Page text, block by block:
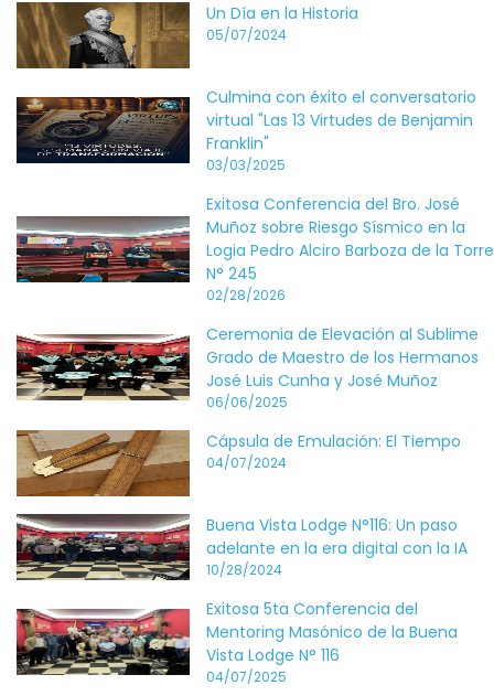
Un Día en la Historia
05/07/2024
Culmina con éxito el conversatorio
virtual "Las 13 Virtudes de Benjamin
Franklin"
03/03/2025
Exitosa Conferencia del Bro. José
Muñoz sobre Riesgo Sísmico en la
Logia Pedro Alciro Barboza de la Torre
N° 245
02/28/2026
Ceremonia de Elevación al Sublime
Grado de Maestro de los Hermanos
José Luis Cunha y José Muñoz
06/06/2025
Cápsula de Emulación: El Tiempo
04/07/2024
Buena Vista Lodge N°116: Un paso
adelante en la era digital con la IA
10/28/2024
Exitosa 5ta Conferencia del
Mentoring Masónico de la Buena
Vista Lodge N° 116
04/07/2025